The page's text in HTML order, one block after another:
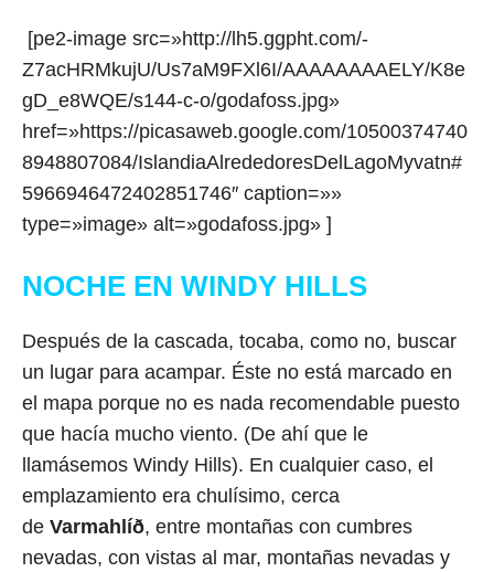
[pe2-image src=»http://lh5.ggpht.com/-
Z7acHRMkujU/Us7aM9FXl6I/AAAAAAAAELY/K8e
gD_e8WQE/s144-c-o/godafoss.jpg»
href=»https://picasaweb.google.com/10500374740
8948807084/IslandiaAlrededoresDelLagoMyvatn#
5966946472402851746″ caption=»»
type=»image» alt=»godafoss.jpg» ]
NOCHE EN WINDY HILLS
Después de la cascada, tocaba, como no, buscar
un lugar para acampar. Éste no está marcado en
el mapa porque no es nada recomendable puesto
que hacía mucho viento. (De ahí que le
llamásemos Windy Hills). En cualquier caso, el
emplazamiento era chulísimo, cerca
de Varmahlíð, entre montañas con cumbres
nevadas, con vistas al mar, montañas nevadas y